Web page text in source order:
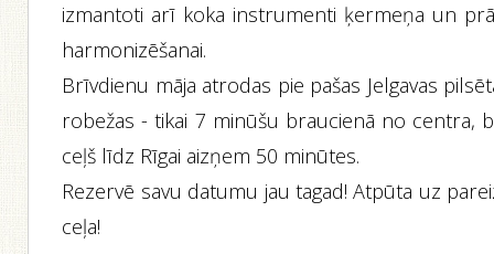
izmantoti arī koka instrumenti ķermeņa un
harmonizēšanai.
Brīvdienu māja atrodas pie pašas Jelgavas
robežas - tikai 7 minūšu braucienā no centra,
ceļš līdz Rīgai aizņem 50 minūtes.
Rezervē savu datumu jau tagad! Atpūta uz
ceļa!